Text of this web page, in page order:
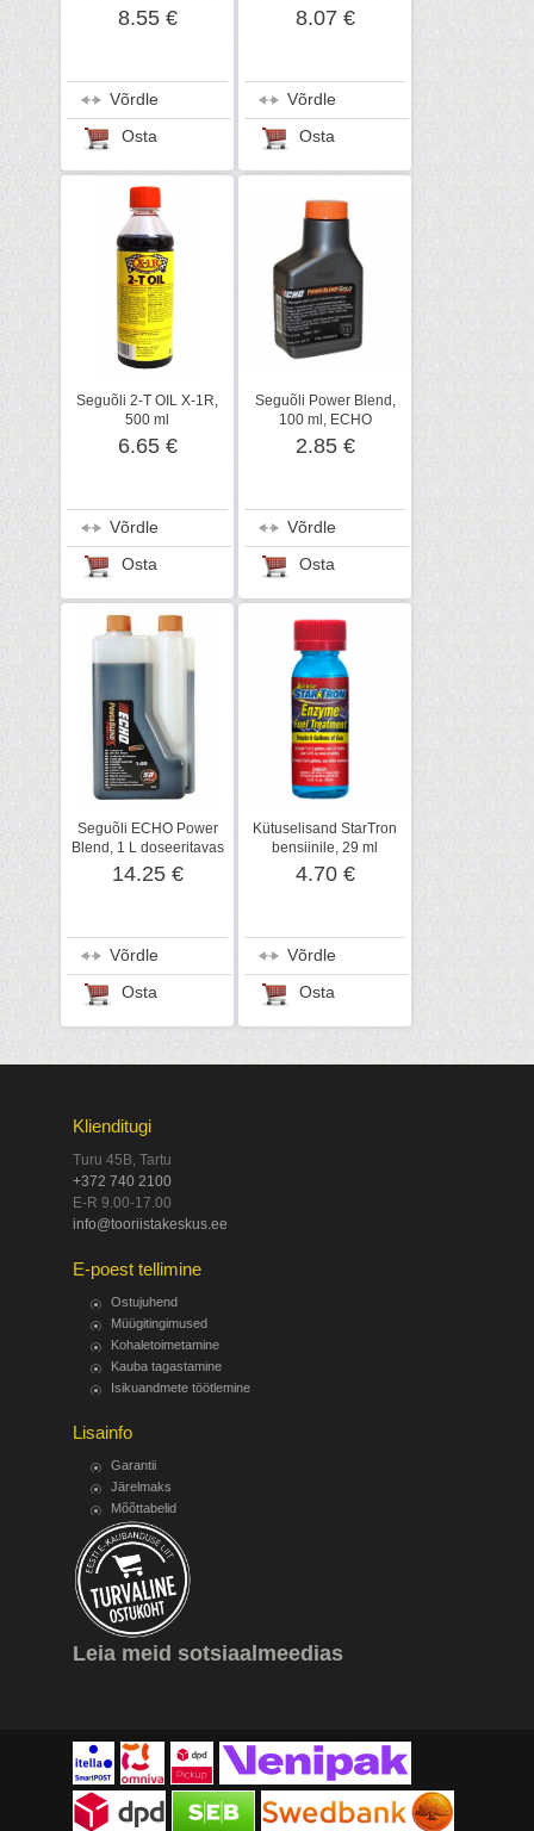
8.55 €
Võrdle
Osta
8.07 €
Võrdle
Osta
Seguõli 2-T OIL X-1R,
500 ml
6.65 €
Võrdle
Osta
Seguõli Power Blend,
100 ml, ECHO
2.85 €
Võrdle
Osta
Seguõli ECHO Power
Blend, 1 L doseeritavas
pudelis
14.25 €
Võrdle
Osta
Kütuselisand StarTron
bensiinile, 29 ml
4.70 €
Võrdle
Osta
Klienditugi
Turu 45B, Tartu
+372 740 2100
E-R 9.00-17.00
info@tooriistakeskus.ee
E-poest tellimine
Ostujuhend
Müügitingimused
Kohaletoimetamine
Kauba tagastamine
Isikuandmete töötlemine
Lisainfo
Garantii
Järelmaks
Mõõttabelid
Leia meid sotsiaalmeedias